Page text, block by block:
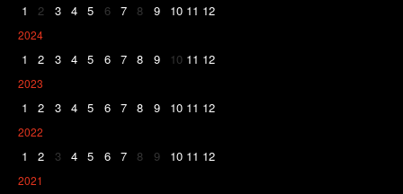
1 2 3 4 5 6 7 8 9 10 11 12
2024
1 2 3 4 5 6 7 8 9 10 11 12
2023
1 2 3 4 5 6 7 8 9 10 11 12
2022
1 2 3 4 5 6 7 8 9 10 11 12
2021